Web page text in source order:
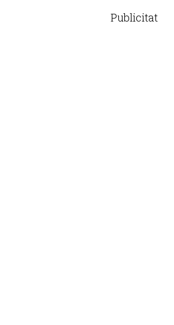
Publicitat